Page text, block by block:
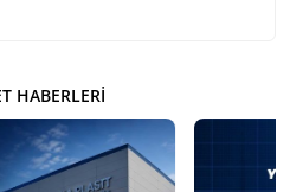
HABERLERI